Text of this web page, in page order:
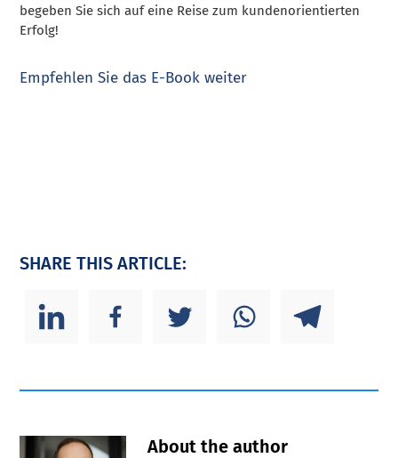
begeben Sie sich auf eine Reise zum kundenorientierten
Erfolg!
Empfehlen Sie das E-Book weiter
SHARE THIS ARTICLE:
About the author